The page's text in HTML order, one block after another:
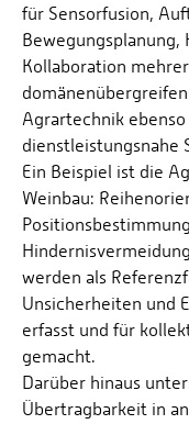
für Sensorfusion,
Bewegungsplanung,
Kollaboration
Agrartechnik
dienstleistungsnahe
Ein Beispiel ist die
Weinbau:
werden als
Unsicherheiten und
erfasst und für
gemacht.
Darüber hinaus
Übertragbarkeit in